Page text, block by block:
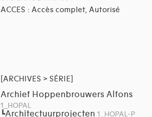
ACCES : Accès complet, Autorisé
[ARCHIVES > SÉRIE]
Archief Hoppenbrouwers Alfons
1_HOPAL
┗Architectuurprojecten 1_HOPAL-P